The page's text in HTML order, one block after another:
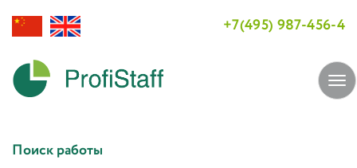
+7(495) 987-456-4
Поиск работы